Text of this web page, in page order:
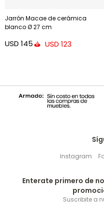
Jarrón Macae de cerámica
blanco Ø 27 cm
USD 145 USD 123
Instagram
Enterate primero de
Suscribite a